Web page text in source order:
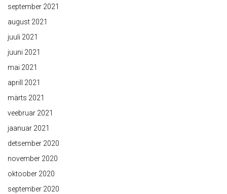
september 2021
august 2021
juuli 2021
juuni 2021
mai 2021
aprill 2021
märts 2021
veebruar 2021
jaanuar 2021
detsember 2020
november 2020
oktoober 2020
september 2020